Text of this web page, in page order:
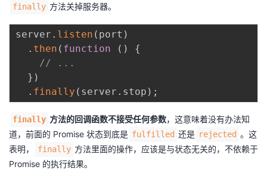
finally 方法关掉服务器。
server . listen ( port )
. then ( function ( )
{
// ...
} )
. finally ( server . stop ) ;
finally 方法的回调函数不接受任何参数，这意味着没有办法知
道，前面的 Promise 状态到底是 fulfilled 还是 rejected 。这
表明，
finally 方法里面的操作，应该是与状态无关的，不依赖于
Promise 的执行结果。